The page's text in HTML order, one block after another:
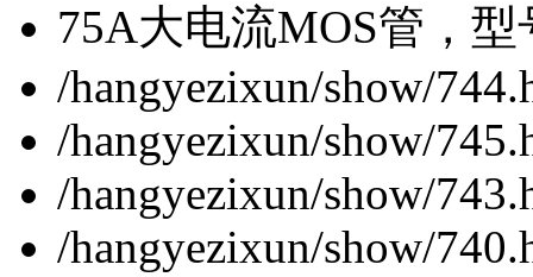
75A大电流MOS管，
/hangyezixun/show/
/hangyezixun/show/
/hangyezixun/show/
/hangyezixun/show/